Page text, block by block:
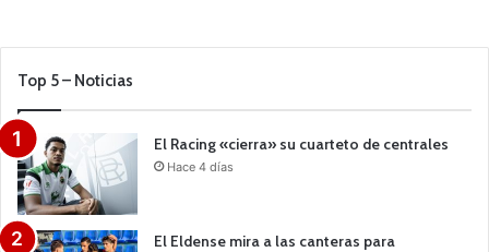
Top 5 – Noticias
El Racing «cierra» su cuarteto de centrales
Hace 4 días
El Eldense mira a las canteras para